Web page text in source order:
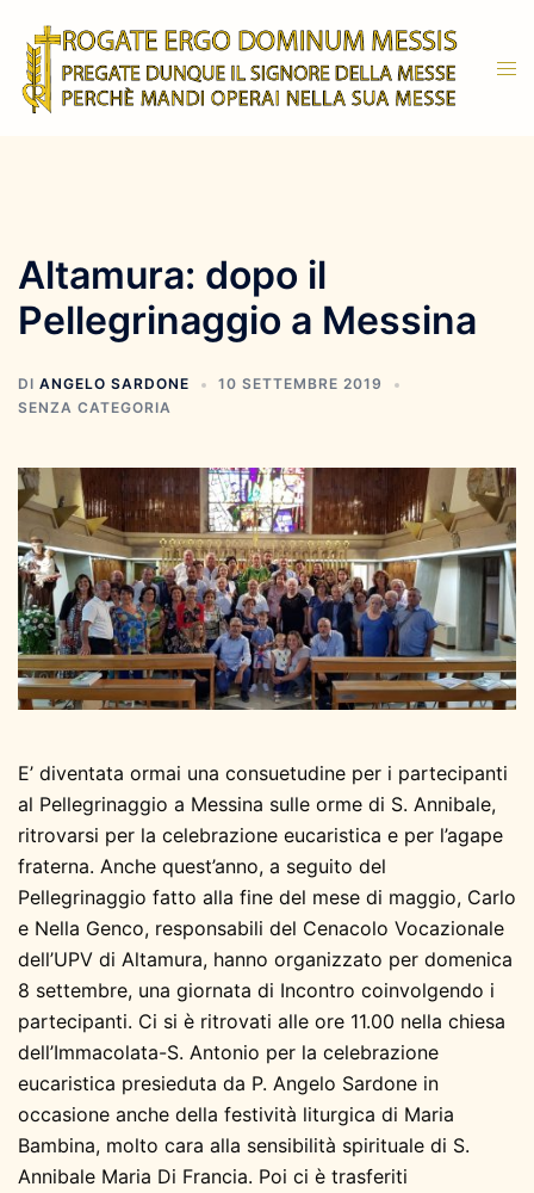
contenuto
Altamura: dopo il
Pellegrinaggio a Messina
DI ANGELO SARDONE
10 SETTEMBRE 2019
SENZA CATEGORIA
E’ diventata ormai una consuetudine per i partecipanti
al Pellegrinaggio a Messina sulle orme di S. Annibale,
ritrovarsi per la celebrazione eucaristica e per l’agape
fraterna. Anche quest’anno, a seguito del
Pellegrinaggio fatto alla fine del mese di maggio, Carlo
e Nella Genco, responsabili del Cenacolo Vocazionale
dell’UPV di Altamura, hanno organizzato per domenica
8 settembre, una giornata di Incontro coinvolgendo i
partecipanti. Ci si è ritrovati alle ore 11.00 nella chiesa
dell’Immacolata-S. Antonio per la celebrazione
eucaristica presieduta da P. Angelo Sardone in
occasione anche della festività liturgica di Maria
Bambina, molto cara alla sensibilità spirituale di S.
Annibale Maria Di Francia. Poi ci è trasferiti